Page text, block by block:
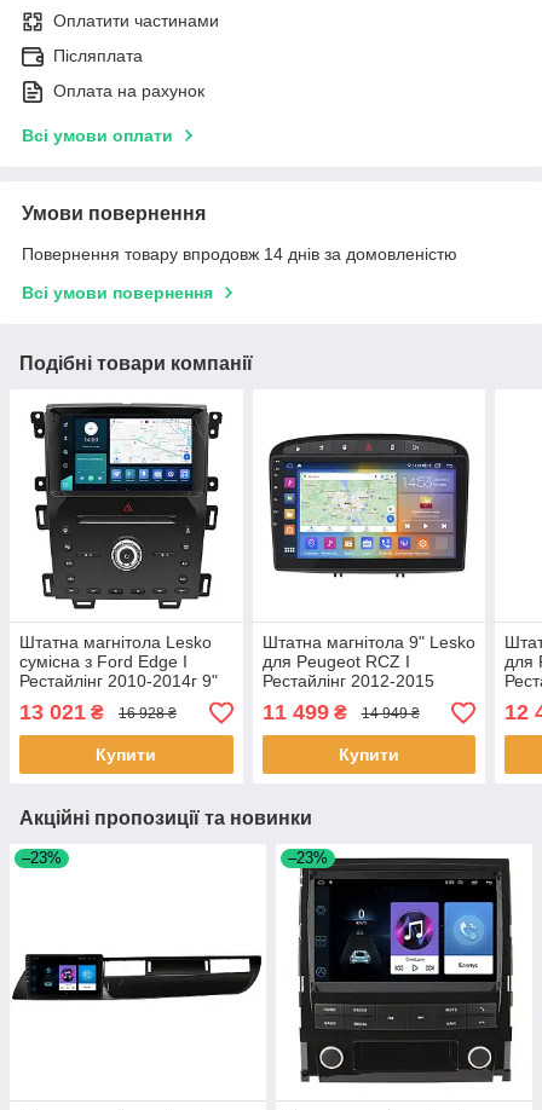
Оплатити частинами
Післяплата
Оплата на рахунок
Всі умови оплати
Умови повернення
Повернення товару впродовж 14 днів за домовленістю
Всі умови повернення
Подібні товари компанії
Штатна магнітола Lesko
сумісна з Ford Edge I
Рестайлінг 2010-2014г 9"
2/32Gb 4G Wi-Fi GPS Top
2шт
13 021 ₴ 16 928 ₴
Купити
Штатна магнітола 9" Lesko
для Peugeot RCZ I
Рестайлінг 2012-2015
2/32Gb CarPlay 4G Wi-Fi
GPS Prime Пежо шт.
11 499₴ 14 949 ₴
Купити
для
12
Акційні пропозиції та новинки
–23% –23%